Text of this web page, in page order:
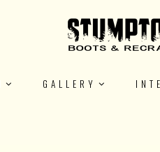
GALLERY